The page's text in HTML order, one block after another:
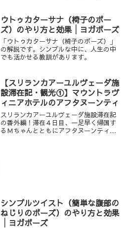
りを始めませんか？先行予約は8/19より
公式LINEにて受付スタート！
ウトゥカターサナ（椅子のポー
ズ）のやり方と効果│ヨガポーズ
「ウトゥカターサナ（椅子のポーズ）」
の解説です。シンプルな中に、人生の中
でも活かせる教訓があります。
【スリランカアーユルヴェーダ施
設滞在記・観光①】マウントラヴ
ィニアホテルのアフタヌーンティ
スリランカアーユルヴェーダ施設滞在記
の番外編！滞在４日目、一足早く帰国す
るＭちゃんとともにアフタヌーンティに
シンプルツイスト（簡単な腹部の
ねじりのポーズ）のやり方と効果
│ヨガポーズ